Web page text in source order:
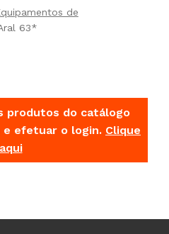
de
63*
produtos do catálogo
efetuar o login. Clique
aqui